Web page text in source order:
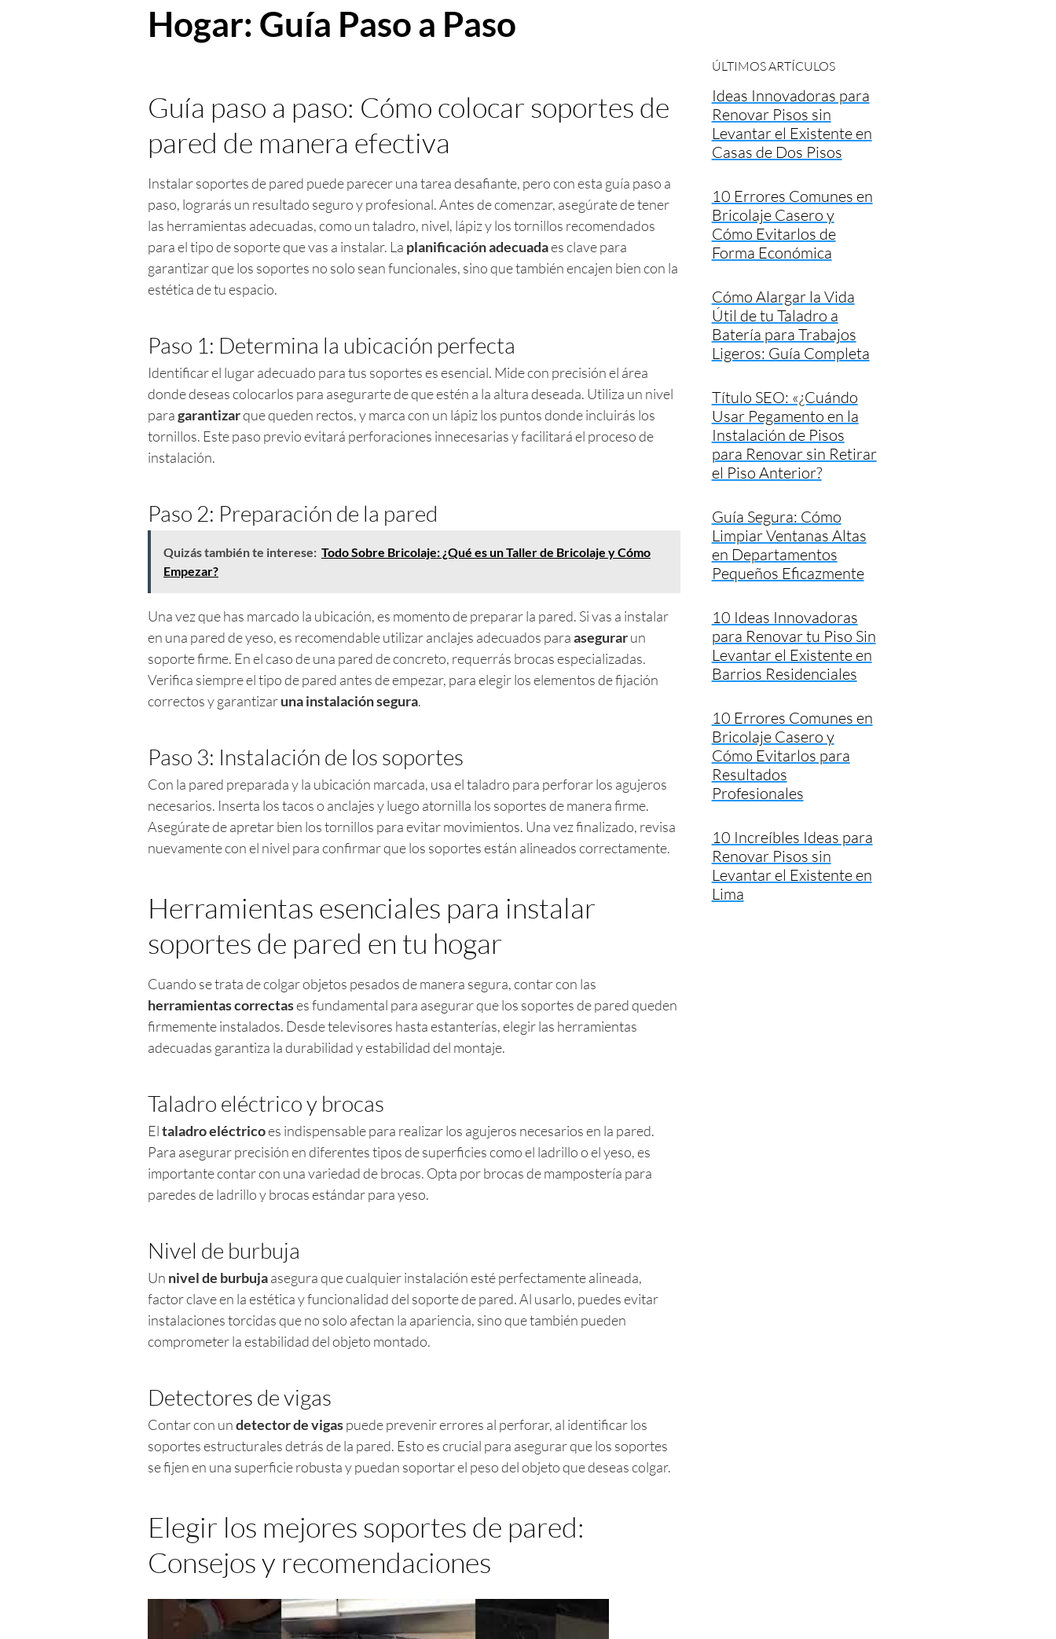
Hogar: Guía Paso a Paso
Guía paso a paso: Cómo colocar soportes de
pared de manera efectiva
Instalar soportes de pared puede parecer una tarea desafiante, pero con esta guía paso a
paso, lograrás un resultado seguro y profesional. Antes de comenzar, asegúrate de tener
las herramientas adecuadas, como un taladro, nivel, lápiz y los tornillos recomendados
para el tipo de soporte que vas a instalar. La planificación adecuadaes clave para
garantizar que los soportes no solo sean funcionales, sino que también encajen bien con la
estética de tu espacio.
Paso 1: Determina la ubicación perfecta
Identificar el lugar adecuado para tus soportes es esencial. Mide con precisión el área
donde deseas colocarlos para asegurarte de que estén a la altura deseada. Utiliza un nivel
paragarantizarque queden rectos, y marca con un lápiz los puntos donde incluirás los
tornillos. Este paso previo evitará perforaciones innecesarias y facilitará el proceso de
instalación.
Paso 2: Preparación de la pared
Quizás también te interese: Todo Sobre Bricolaje: ¿Qué es un Taller de Bricolaje y Cómo
Empezar?
Una vez que has marcado la ubicación, es momento de preparar la pared. Si vas a instalar
en una pared de yeso, es recomendable utilizar anclajes adecuados paraasegurarun
soporte firme. En el caso de una pared de concreto, requerrás brocas especializadas.
Verifica siempre el tipo de pared antes de empezar, para elegir los elementos de fijación
correctos y garantizaruna instalación segura.
Paso 3: Instalación de los soportes
Con la pared preparada y la ubicación marcada, usa el taladro para perforar los agujeros
necesarios. Inserta los tacos o anclajes y luego atornilla los soportes de manera firme.
Asegúrate de apretar bien los tornillos para evitar movimientos. Una vez finalizado, revisa
nuevamente con el nivel para confirmar que los soportes están alineados correctamente.
Herramientas esenciales para instalar
soportes de pared en tu hogar
Cuando se trata de colgar objetos pesados de manera segura, contar con las
herramientas correctases fundamental para asegurar que los soportes de pared queden
firmemente instalados. Desde televisores hasta estanterías, elegir las herramientas
adecuadas garantiza la durabilidad y estabilidad del montaje.
Taladro eléctrico y brocas
Eltaladro eléctricoes indispensable para realizar los agujeros necesarios en la pared.
Para asegurar precisión en diferentes tipos de superficies como el ladrillo o el yeso, es
importante contar con una variedad de brocas. Opta por brocas de mampostería para
paredes de ladrillo y brocas estándar para yeso.
Nivel de burbuja
Un nivel de burbujaasegura que cualquier instalación esté perfectamente alineada,
factor clave en la estética y funcionalidad del soporte de pared. Al usarlo, puedes evitar
instalaciones torcidas que no solo afectan la apariencia, sino que también pueden
comprometer la estabilidad del objeto montado.
Detectores de vigas
Contar con undetector de vigaspuede prevenir errores al perforar, al identificar los
soportes estructurales detrás de la pared. Esto es crucial para asegurar que los soportes
se fijen en una superficie robusta y puedan soportar el peso del objeto que deseas colgar.
Elegir los mejores soportes de pared:
Consejos y recomendaciones
ÚLTIMOS ARTÍCULOS
Ideas Innovadoras para
Renovar Pisos sin
Levantar el Existente en
Casas de Dos Pisos
10 Errores Comunes en
Bricolaje Casero y
Cómo Evitarlos de
Forma Económica
Cómo Alargar la Vida
Útil de tu Taladro a
Batería para Trabajos
Ligeros: Guía Completa
Título SEO: «¿Cuándo
Usar Pegamento en la
Instalación de Pisos
para Renovar sin Retirar
el Piso Anterior?
Guía Segura: Cómo
Limpiar Ventanas Altas
en Departamentos
Pequeños Eficazmente
10 Ideas Innovadoras
para Renovar tu Piso Sin
Levantar el Existente en
Barrios Residenciales
10 Errores Comunes en
Bricolaje Casero y
Cómo Evitarlos para
Resultados
Profesionales
10 Increíbles Ideas para
Renovar Pisos sin
Levantar el Existente en
Lima